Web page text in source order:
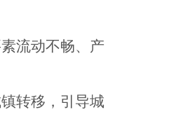
流动不畅、产
转移，引导城